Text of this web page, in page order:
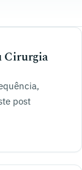
Cirurgia
post